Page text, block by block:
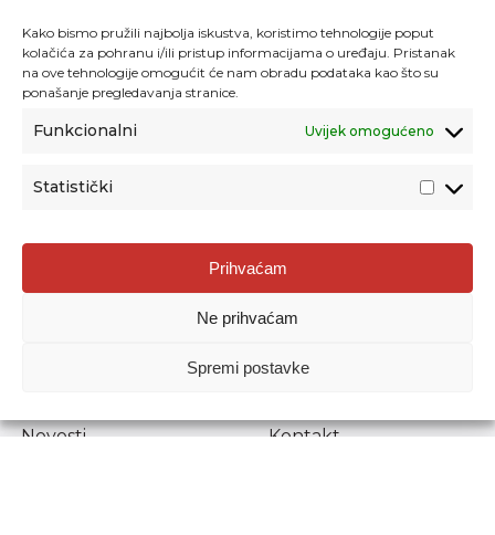
Kako bismo pružili najbolja iskustva, koristimo tehnologije poput
kolačića za pohranu i/ili pristup informacijama o uređaju. Pristanak
na ove tehnologije omogućit će nam obradu podataka kao što su
ponašanje pregledavanja stranice.
Funkcionalni Uvijek omogućeno
Statistički
Prihvaćam
Ne prihvaćam
Spremi postavke
Agencija za odgoj i obrazovanje
Donje Svetice 38, 10000 Zagreb
1778129
Prenošenje sadržaja dopušteno je uz navođenje izvora.
Novosti
Kontakt